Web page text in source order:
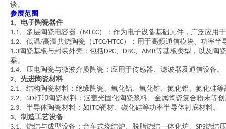
谈。
参展范围
1、电子陶瓷器件
1.1、‌多层陶瓷电容器（ MLCC）‌：作为电子设备基础元件，广泛应用
1.2、‌低温/高温共烧陶瓷（ LTCC/HTCC）‌：用于高频通信模块、功率半
1.3‌陶瓷基板与封装外壳‌：包括DPC、 DBC、 AMB等基板类型，以及陶
案。
1.4、‌压电陶瓷与微波介质陶瓷‌：应用于传感器、滤波器及通信设备。
2、先进陶瓷材料
2.1、‌结构陶瓷材料‌：绝缘陶瓷、氧化铝、氧化锆、氮化铝、氮化硅
2.2、‌ 3D打印陶瓷材料‌：涵盖光固化陶瓷浆料、金属陶瓷复合粉末等
2.3、‌半导体陶瓷材料‌：如ITO靶材、碳化硅等功率半导体衬底材料。
3、制造工艺设备
3.1、‌烧结与成型设备‌：台车式烧结炉、脱脂烧结一体化炉、 SPS烧结